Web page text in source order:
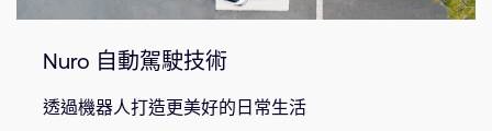
Nuro 自動駕駛技術
透過機器人打造更美好的日常生活